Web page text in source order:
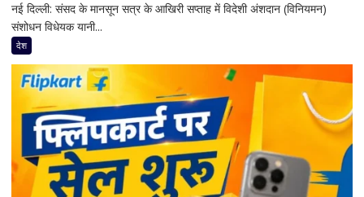
FCRA
में
घमासान
कांग्रेस
ने
जारी
किया
नई दिल्ली: संसद के मानसून सत्र के आखिरी सप्ताह में विदेशी अंशदान (विनियमन)
संशोधन विधेयक यानी...
देश